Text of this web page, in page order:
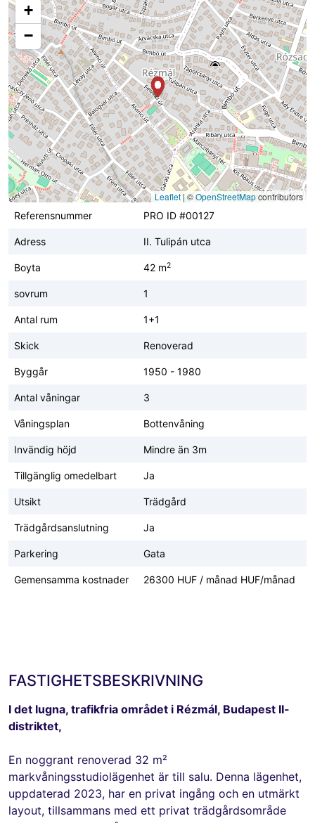
+
−
Leaflet|©OpenStreetMapcontributors
Referensnummer
PRO ID #00127
Adress II. Tulipán utca
Boyta 42 m2
sovrum 1
Antal rum 1+1
Skick Renoverad
Byggår 1950 - 1980
Antal våningar 3
Våningsplan Bottenvåning
Invändig höjd Mindre än 3m
Tillgänglig omedelbart Ja
Utsikt Trädgård
Trädgårdsanslutning Ja
Parkering Gata
Gemensamma kostnader 26300 HUF / månad HUF/månad
FASTIGHETSBESKRIVNING
I det lugna, trafikfria området i Rézmál, Budapest II-
distriktet,
En noggrant renoverad 32 m²
markvåningsstudiolägenhet är till salu. Denna lägenhet,
uppdaterad 2023, har en privat ingång och en utmärkt
layout, tillsammans med ett privat trädgårdsområde